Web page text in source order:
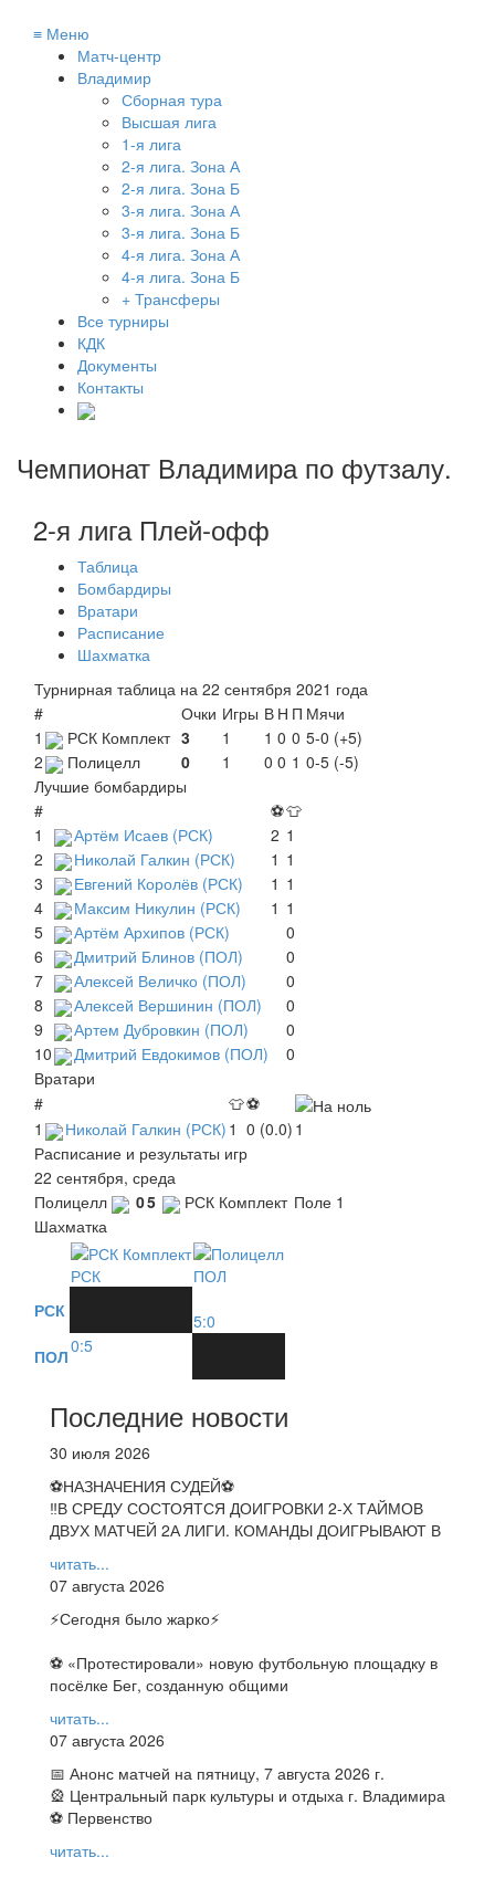
≡ Меню
Матч-центр
Владимир
Сборная тура
Высшая лига
1-я лига
2-я лига. Зона А
2-я лига. Зона Б
3-я лига. Зона А
3-я лига. Зона Б
4-я лига. Зона А
4-я лига. Зона Б
+ Трансферы
Все турниры
КДК
Документы
Контакты
Чемпионат Владимира по футзалу.
2-я лига Плей-офф
Таблица
Бомбардиры
Вратари
Расписание
Шахматка
Турнирная таблица на 22 сентября 2021 года
#
Очки Игры В Н П Мячи
1
РСК Комплект 3 1 1 0 0 5-0 (+5)
2
Полицелл 0 1 0 0 1 0-5 (-5)
Лучшие бомбардиры
#
⚽👕
1
Артём Исаев (РСК) 2 1
2
Николай Галкин (РСК) 1 1
3
Евгений Королёв (РСК) 1 1
4
Максим Никулин (РСК) 1 1
5
Артём Архипов (РСК)
0
6
Дмитрий Блинов (ПОЛ)
0
7
Алексей Величко (ПОЛ)
0
8
Алексей Вершинин (ПОЛ)
0
9
Артем Дубровкин (ПОЛ)
0
10
Дмитрий Евдокимов (ПОЛ)
0
Вратари
#
👕⚽
1
Николай Галкин (РСК) 1 0 (0.0) 1
Расписание и результаты игр
22 сентября, среда
Полицелл
05 РСК Комплект Поле 1
Шахматка
РСК
ПОЛ
РСК
5:0
ПОЛ0:5
Последние новости
30 июля 2026
⚽НАЗНАЧЕНИЯ СУДЕЙ⚽
‼В СРЕДУ СОСТОЯТСЯ ДОИГРОВКИ 2-Х ТАЙМОВ
ДВУХ МАТЧЕЙ 2А ЛИГИ. КОМАНДЫ ДОИГРЫВАЮТ В
читать...
07 августа 2026
⚡️Сегодня было жарко⚡️
⚽ ️«Протестировали» новую футбольную площадку в
посёлке Бег, созданную общими
читать...
07 августа 2026
📅 Анонс матчей на пятницу, 7 августа 2026 г.
🎡 Центральный парк культуры и отдыха г. Владимира
⚽ Первенство
читать...